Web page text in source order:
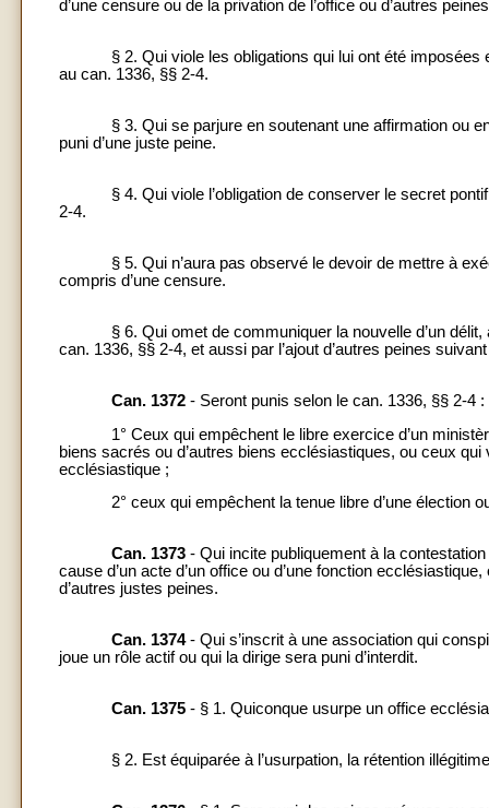
d’une censure ou de la privation de l’office ou d’autres
§ 2. Qui viole les obligations qui lui ont été imposées
au can. 1336, §§ 2-4.
§ 3. Qui se parjure en soutenant une affirmation ou en
puni d’une juste peine.
§ 4. Qui viole l’obligation de conserver le secret
2-4.
§ 5. Qui n’aura pas observé le devoir de mettre à
compris d’une censure.
§ 6. Qui omet de communiquer la nouvelle d’un délit,
can. 1336, §§ 2-4, et aussi par l’ajout d’autres peines
Can. 1372 - Seront punis selon le can. 1336, §§ 2-4 :
1° Ceux qui empêchent le libre exercice d’un
biens sacrés ou d’autres biens ecclésiastiques, ou ceux
ecclésiastique ;
2° ceux qui empêchent la tenue libre d’une élection ou
Can. 1373 - Qui incite publiquement à la
cause d’un acte d’un office ou d’une fonction
d’autres justes peines.
Can. 1374- Qui s’inscrit à une association qui
joue un rôle actif ou qui la dirige sera puni d’interdit.
Can. 1375 - § 1. Quiconque usurpe un office
§ 2. Est équiparée à l’usurpation, la rétention illégitime